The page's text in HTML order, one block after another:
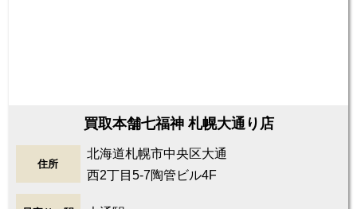
買取本舗七福神 札幌大通り店
住所
北海道札幌市中央区大通
西2丁目5-7陶管ビル4F